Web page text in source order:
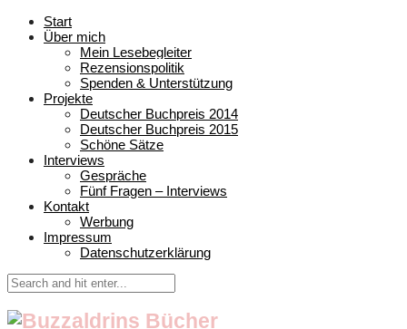
Start
Über mich
Mein Lesebegleiter
Rezensionspolitik
Spenden & Unterstützung
Projekte
Deutscher Buchpreis 2014
Deutscher Buchpreis 2015
Schöne Sätze
Interviews
Gespräche
Fünf Fragen – Interviews
Kontakt
Werbung
Impressum
Datenschutzerklärung